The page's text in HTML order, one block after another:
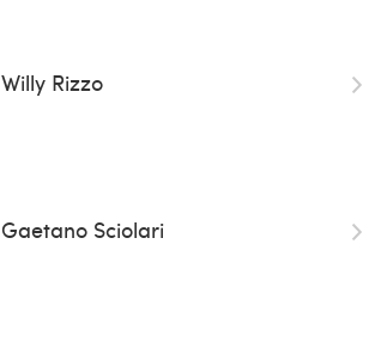
Willy Rizzo
Gaetano Sciolari